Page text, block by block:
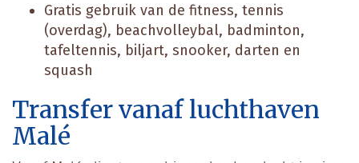
Gratis gebruik van de fitness, tennis
(overdag), beachvolleybal, badminton,
tafeltennis, biljart, snooker, darten en
squash
Transfer vanaf luchthaven
Malé